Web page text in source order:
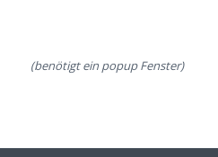
(benötigt ein popup Fenster)